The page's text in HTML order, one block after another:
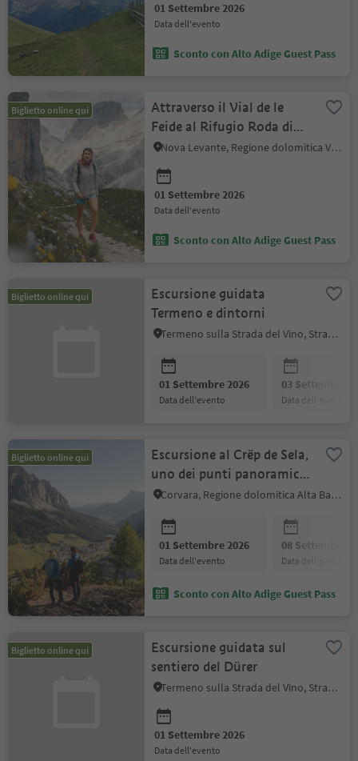
01 Settembre 2026
data dell'evento
Sconto con Alto Adige Guest Pass
Biglietto online qui
Attraverso il Vial de le
Feide al Rifugio Roda di
Vael nel Catinaccio
Nova Levante, Regione dolomitica Val d'Ega
01 Settembre 2026
data dell'evento
Sconto con Alto Adige Guest Pass
Biglietto online qui
Escursione guidata
Termeno e dintorni
Termeno sulla Strada del Vino, Strada del Vino
01 Settembre 2026
data dell'evento
03 Settembre
data dell'evento
Biglietto online qui
Escursione al Crëp de Sela,
uno dei punti panoramici
più belli
Corvara, Regione dolomitica Alta Badia
01 Settembre 2026
data dell'evento
08 Settembre
data dell'evento
Sconto con Alto Adige Guest Pass
Biglietto online qui
Escursione guidata sul
sentiero del Dürer
Termeno sulla Strada del Vino, Strada del Vino
01 Settembre 2026
data dell'evento